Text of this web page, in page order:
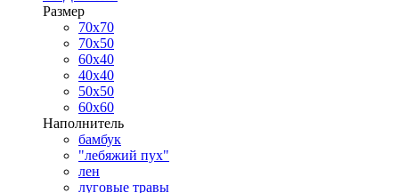
Размер
70х70
70х50
60х40
40х40
50х50
60х60
Наполнитель
бамбук
"лебяжий пух"
лен
луговые травы